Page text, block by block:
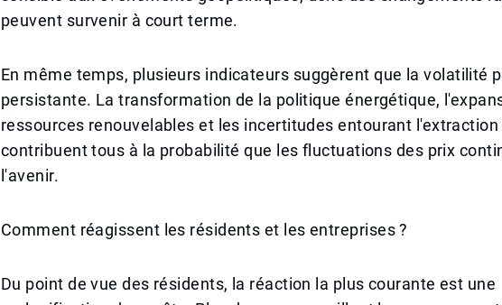
peuvent survenir à court terme.
En même temps, plusieurs indicateurs suggèrent que la volatilité
persistante. La transformation de la politique énergétique,
ressources renouvelables et les incertitudes entourant
contribuent tous à la probabilité que les fluctuations des prix
l'avenir.
Comment réagissent les résidents et les entreprises ?
Du point de vue des résidents, la réaction la plus courante est une